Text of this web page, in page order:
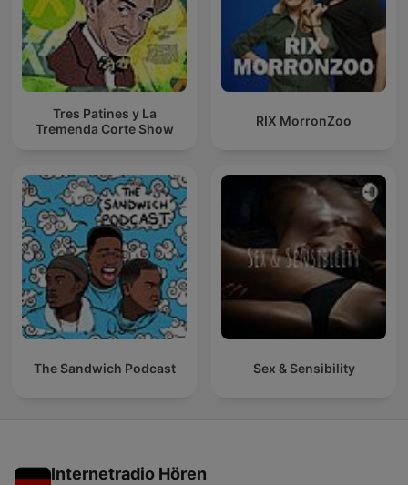
Tres Patines y La
Tremenda Corte Show
RIX MorronZoo
The Sandwich Podcast Sex & Sensibility
Internetradio Hören